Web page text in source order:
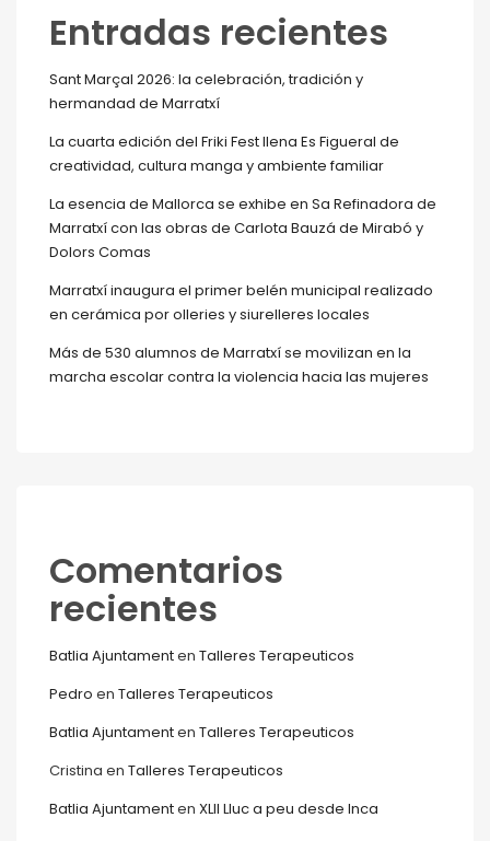
Entradas recientes
Sant Marçal 2026: la celebración, tradición y
hermandad de Marratxí
La cuarta edición del Friki Fest llena Es Figueral de
creatividad, cultura manga y ambiente familiar
La esencia de Mallorca se exhibe en Sa Refinadora de
Marratxí con las obras de Carlota Bauzá de Mirabó y
Dolors Comas
Marratxí inaugura el primer belén municipal realizado
en cerámica por olleries y siurelleres locales
Más de 530 alumnos de Marratxí se movilizan en la
marcha escolar contra la violencia hacia las mujeres
Comentarios
recientes
Batlia Ajuntamenten Talleres Terapeuticos
Pedro en Talleres Terapeuticos
Batlia Ajuntamenten Talleres Terapeuticos
Cristina en Talleres Terapeuticos
Batlia Ajuntamenten XLII Lluc a peu desde Inca